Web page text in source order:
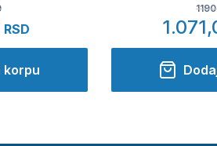
RSD
korpu